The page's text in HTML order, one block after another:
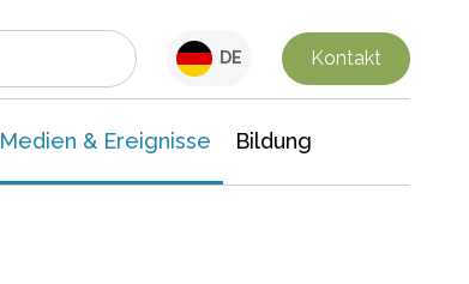
DE Kontakt
Medien & Ereignisse Bildung